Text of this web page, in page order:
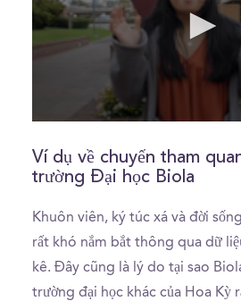
of
45
seconds
Ví dụ về chuyến tham
trường Đại học Biola
Khuôn viên, ký túc xá và đời
rất khó nắm bắt thông qua dữ
kê. Đây cũng là lý do tại sao
trường đại học khác của Hoa Kỳ